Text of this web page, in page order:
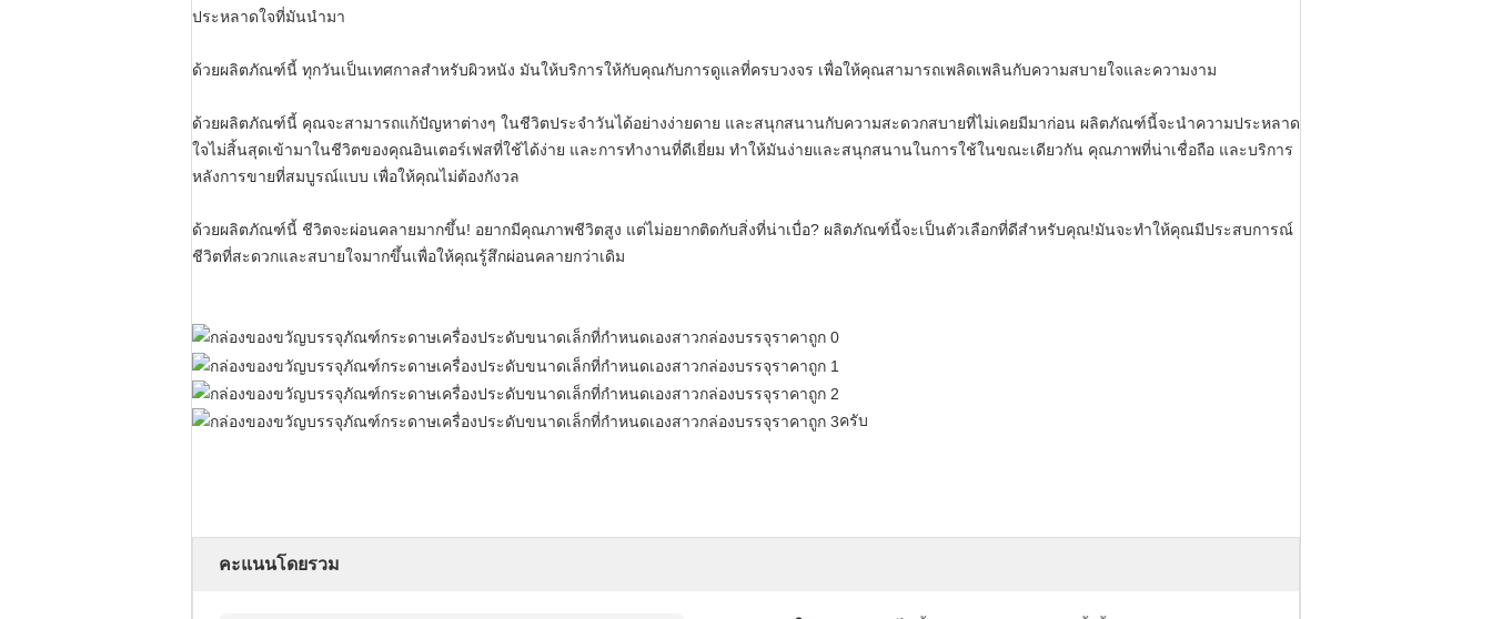
ประหลาดใจที่มันนํามา
ด้วยผลิตภัณฑ์นี้ ทุกวันเป็นเทศกาลสําหรับผิวหนัง มันให้บริการให้กับคุณกับการดูแลที่ครบวงจร เพื่อให้คุณสามารถเพลิดเพลินกับความสบายใจและความงาม
ด้วยผลิตภัณฑ์นี้ คุณจะสามารถแก้ปัญหาต่างๆ ในชีวิตประจําวันได้อย่างง่ายดาย และสนุกสนานกับความสะดวกสบายที่ไม่เคยมีมาก่อน ผลิตภัณฑ์นี้จะนําความประหลาด
ใจไม่สิ้นสุดเข้ามาในชีวิตของคุณอินเตอร์เฟสที่ใช้ได้ง่าย และการทํางานที่ดีเยี่ยม ทําให้มันง่ายและสนุกสนานในการใช้ในขณะเดียวกัน คุณภาพที่น่าเชื่อถือ และบริการ
หลังการขายที่สมบูรณ์แบบ เพื่อให้คุณไม่ต้องกังวล
ด้วยผลิตภัณฑ์นี้ ชีวิตจะผ่อนคลายมากขึ้น! อยากมีคุณภาพชีวิตสูง แต่ไม่อยากติดกับสิ่งที่น่าเบื่อ? ผลิตภัณฑ์นี้จะเป็นตัวเลือกที่ดีสําหรับคุณ!มันจะทําให้คุณมีประสบการณ์
ชีวิตที่สะดวกและสบายใจมากขึ้นเพื่อให้คุณรู้สึกผ่อนคลายกว่าเดิม
ครับ
คะแนนโดยรวม